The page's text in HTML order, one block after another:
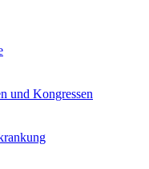
suchen. Besuchen Sie
kompletten
in der
Sie mehr über unser
Sie Ihre Idee.
und Kongressen